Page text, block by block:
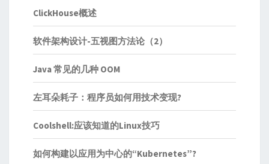
ClickHouse概述
软件架构设计-五视图方法论（2）
Java 常见的几种 OOM
左耳朵耗子：程序员如何用技术变现?
Coolshell:应该知道的Linux技巧
如何构建以应用为中心的“Kubernetes”?